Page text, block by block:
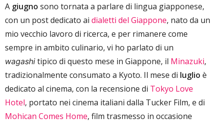
A giugno sono tornata a parlare di lingua giapponese,
con un post dedicato ai dialetti del Giappone, nato da un
mio vecchio lavoro di ricerca, e per rimanere come
sempre in ambito culinario, vi ho parlato di un
wagashi tipico di questo mese in Giappone, il Minazuki,
tradizionalmente consumato a Kyoto. Il mese di luglio è
dedicato al cinema, con la recensione di Tokyo Love
Hotel, portato nei cinema italiani dalla Tucker Film, e di
Mohican Comes Home, film trasmesso in occasione